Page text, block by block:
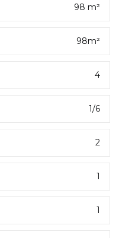
98 m²
98m²
4
1/6
2
1
1